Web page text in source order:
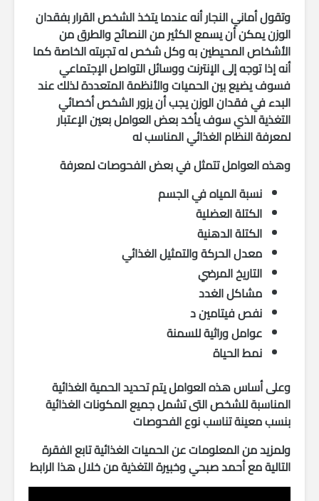
وتقول أماني النجار أنه عندما يتخذ الشخص القرار بفقدان
الوزن يمكن أن يسمع الكثير من النصائح والطرق من
الأشخاص المحيطين به وكل شخص له تجربته الخاصة كما
أنه إذا توجه إلى الإنترنت ووسائل التواصل الإجتماعي
فسوف يضيع بين الحميات والأنظمة المتعددة لذلك عند
البدء في فقدان الوزن يجب أن يزور الشخص أخصائي
التغذية الذي سوف يأخد بعض العوامل بعين الإعتبار
لمعرفة النظام الغذائي المناسب له
وهذه العوامل تتمثل في بعض الفحوصات لمعرفة
نسبة المياه في الجسم
الكتلة العضلية
الكتلة الدهنية
معدل الحركة والتمثيل الغذائي
التاريخ المرضي
مشاكل الغدد
نفص فيتامين د
عوامل وراثية للسمنة
نمط الحياة
وعلى أساس هذه العوامل يتم تحديد الحمية الغذائية
المناسبة للشخص التى تشمل جميع المكونات الغذائية
بنسب معينة تناسب نوع الفحوصات
ولمزيد من المعلومات عن الحميات الغذائية تابع الفقرة
التالية مع أحمد صبحي وخبيرة التغذية من خلال هذا الرابط